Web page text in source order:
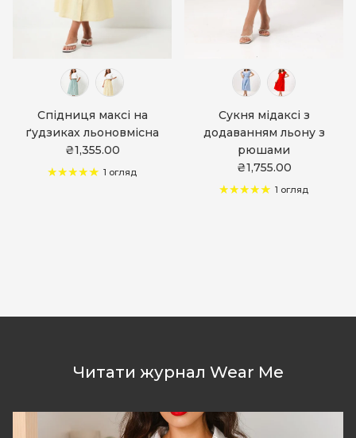
Спідниця максі на
ґудзиках льоновмісна
₴1,355.00
1 огляд
Сукня мідаксі з
додаванням льону з
рюшами
₴1,755.00
1 огляд
Читати журнал Wear Me